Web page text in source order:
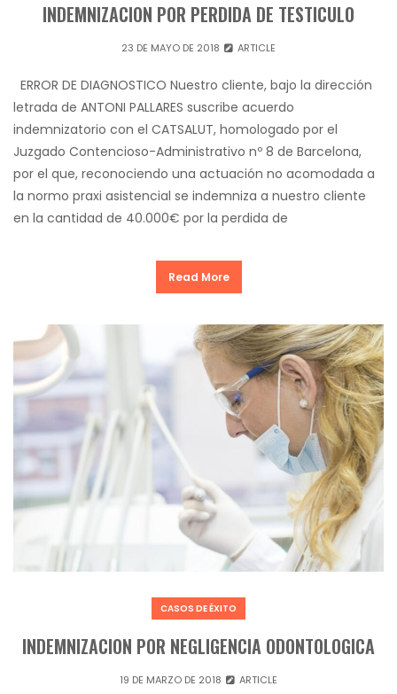
INDEMNIZACION POR PERDIDA DE TESTICULO
23 DE MAYO DE 2018 ARTICLE
ERROR DE DIAGNOSTICO Nuestro cliente, bajo la dirección
letrada de ANTONI PALLARES suscribe acuerdo
indemnizatorio con el CATSALUT, homologado por el
Juzgado Contencioso-Administrativo nº 8 de Barcelona,
por el que, reconociendo una actuación no acomodada a
la normo praxi asistencial se indemniza a nuestro cliente
en la cantidad de 40.000€ por la perdida de
Read More
CASOS DE ÉXITO
INDEMNIZACION POR NEGLIGENCIA ODONTOLOGICA
19 DE MARZO DE 2018 ARTICLE